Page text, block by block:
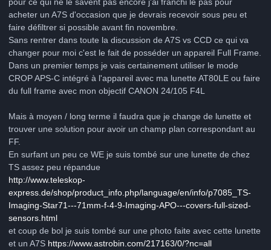
acheter un A7S d'occasion que je devrais recevoir sous peu et
faire défiltrer si possible avant fin novembre.
Sans rentrer dans toute la discussion de A7S vs CCD ce qui va
changer pour moi c'est le fait de posséder un appareil Full Frame.
Dans un premier temps je vais certainement utiliser le mode
CROP APS-C intégré à l'appareil avec ma lunette AT80LE ou faire
du full frame avec mon objectif CANON 24/105 F4L
Mais à moyen / long terme il faudra que je change de lunette et
trouver une solution pour avoir un champ plan correspondant au
FF.
En surfant un peu ce WE je suis tombé sur une lunette de chez
TS assez peu répandue
http://www.teleskop-
express.de/shop/product_info.php/language/en/info/p7085_TS-
Imaging-Star71---71mm-f-4-9-Imaging-APO---covers-full-sized-
sensors.html
et coup de bol je suis tombé sur une photo faite avec cette lunette
et un A7S https://www.astrobin.com/217163/0/?nc=all